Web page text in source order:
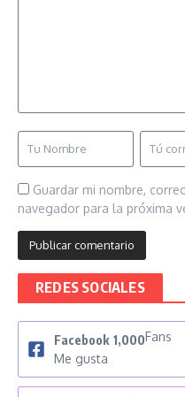
Guardar mi nombre,
navegador para la próxima
REDES SOCIALES
Facebook 1,000Fans
Me gusta